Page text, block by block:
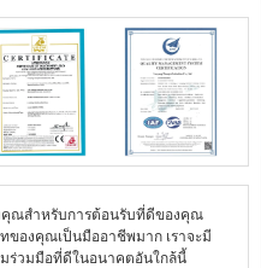
ณสำหรับการต้อนรับที่ดีของคุณ
ของคุณเป็นมืออาชีพมาก เราจะมี
ร่วมมือที่ดีในอนาคตอันใกล้นี้